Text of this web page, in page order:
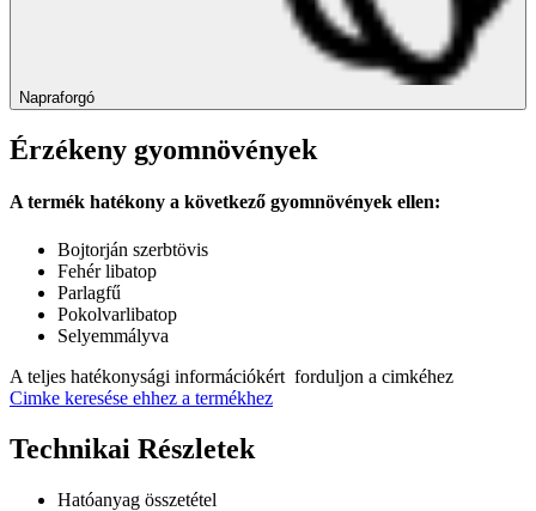
Napraforgó
Érzékeny gyomnövények
A termék hatékony a következő gyomnövények ellen:
Bojtorján szerbtövis
Fehér libatop
Parlagfű
Pokolvarlibatop
Selyemmályva
A teljes hatékonysági információkért forduljon a cimkéhez
Cimke keresése ehhez a termékhez
Technikai Részletek
Hatóanyag összetétel